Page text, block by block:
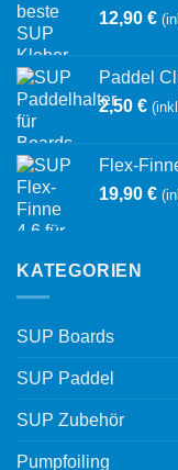
12,90 €
Paddel
2,50 €
Flex-
19,90 €
KATEGORIEN
SUP Boards
SUP Paddel
SUP Zubehör
Pumpfoiling